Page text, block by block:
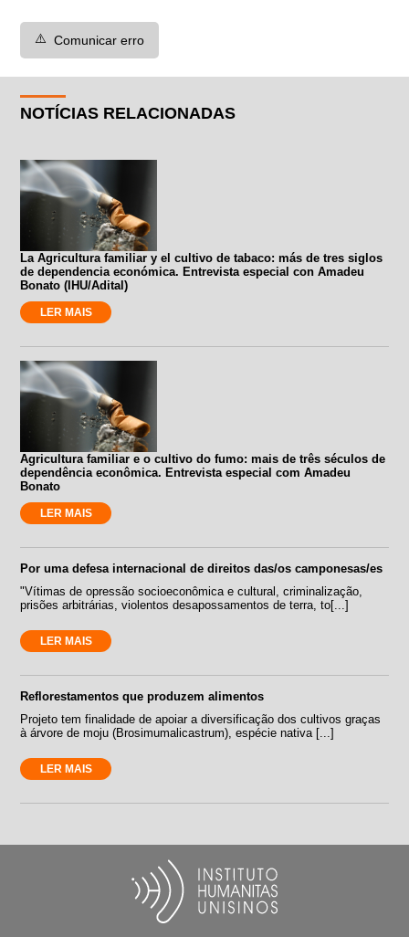
⚠️ Comunicar erro
NOTÍCIAS RELACIONADAS
La Agricultura familiar y el cultivo de tabaco: más de tres siglos
de dependencia económica. Entrevista especial con Amadeu
Bonato (IHU/Adital)
LER MAIS
Agricultura familiar e o cultivo do fumo: mais de três séculos de
dependência econômica. Entrevista especial com Amadeu
Bonato
LER MAIS
Por uma defesa internacional de direitos das/os camponesas/es
"Vítimas de opressão socioeconômica e cultural, criminalização,
prisões arbitrárias, violentos desapossamentos de terra, to[...]
LER MAIS
Reflorestamentos que produzem alimentos
Projeto tem finalidade de apoiar a diversificação dos cultivos graças
à árvore de moju (Brosimumalicastrum), espécie nativa [...]
LER MAIS